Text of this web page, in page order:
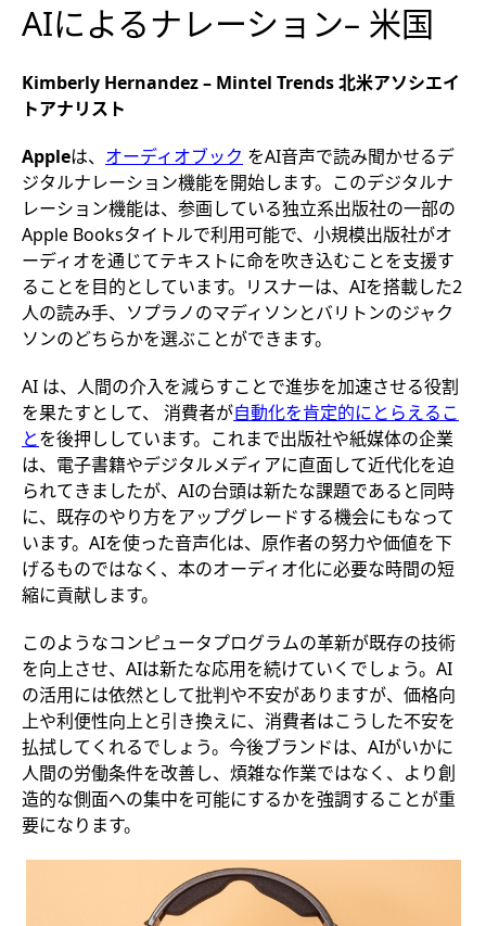
AIによるナレーション– 米国
Kimberly Hernandez – Mintel Trends 北米アソシエイ
トアナリスト
Appleは、 オーディオブック をAI音声で読み聞かせるデ
ジタルナレーション機能を開始します。このデジタルナ
レーション機能は、参画している独立系出版社の一部の
Apple Booksタイトルで利用可能で、小規模出版社がオ
ーディオを通じてテキストに命を吹き込むことを支援す
ることを目的としています。リスナーは、AIを搭載した2
人の読み手、ソプラノのマディソンとバリトンのジャク
ソンのどちらかを選ぶことができます。
AI は、人間の介入を減らすことで進歩を加速させる役割
を果たすとして、 消費者が自動化を肯定的にとらえるこ
とを後押ししています。これまで出版社や紙媒体の企業
は、電子書籍やデジタルメディアに直面して近代化を迫
られてきましたが、AIの台頭は新たな課題であると同時
に、既存のやり方をアップグレードする機会にもなって
います。AIを使った音声化は、原作者の努力や価値を下
げるものではなく、本のオーディオ化に必要な時間の短
縮に貢献します。
このようなコンピュータプログラムの革新が既存の技術
を向上させ、AIは新たな応用を続けていくでしょう。AI
の活用には依然として批判や不安がありますが、価格向
上や利便性向上と引き換えに、消費者はこうした不安を
払拭してくれるでしょう。今後ブランドは、AIがいかに
人間の労働条件を改善し、煩雑な作業ではなく、より創
造的な側面への集中を可能にするかを強調することが重
要になります。